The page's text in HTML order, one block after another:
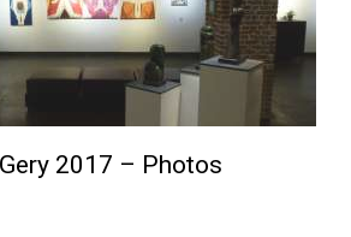
2017 – Photos